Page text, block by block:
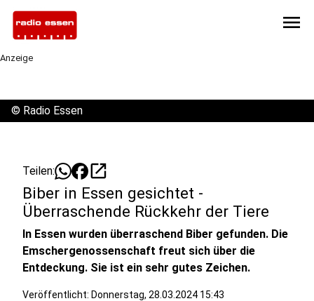
menu
Anzeige
© Radio Essen
Teilen: open_in_new
Biber in Essen gesichtet -
Überraschende Rückkehr der Tiere
In Essen wurden überraschend Biber gefunden. Die
Emschergenossenschaft freut sich über die
Entdeckung. Sie ist ein sehr gutes Zeichen.
Veröffentlicht: Donnerstag, 28.03.2024 15:43